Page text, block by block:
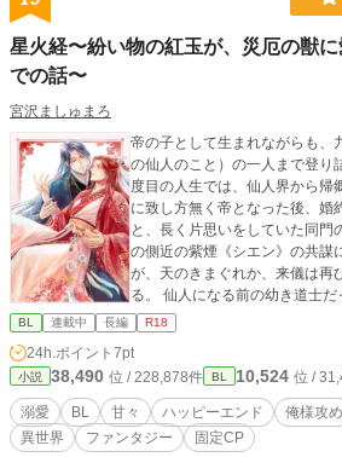
星火経〜紛い物の紅玉が、災厄の獣
での話〜
宮沢ましゅまろ
帝の子として生まれながらも、
の仙人のこと）の一人まで登り
度目の人生では、仙人界から帰
に致し方無く帝となった後、婚
と、長く片思いをしていた同門
の側近の紫煙《シエン》の共
が、天のきまぐれか、来儀は再
る。 仙人になる前の幼き道士
励み、一度目よりも早くに仙人
とに成功する。一度目の辛い人
になろうとと、自分の人生を生
一度目の人生でも二度目の人生
人、青蝶《チンディエ》から執
い――。 ※不備受けからの、俺
です。攻めが受けにだけ甘々で
BL 連載中 長編 R18
24h.ポイント 7pt
小説 38,490 位 / 228,878件 BL 10,524 位 /
溺愛 BL 甘々 ハッピーエンド 俺様攻め
異世界
ファンタジー 固定CP